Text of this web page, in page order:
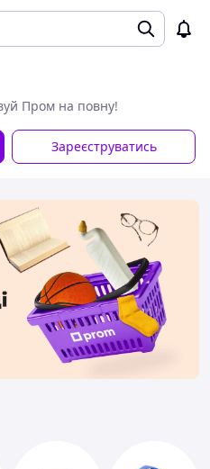
Пром на повну!
Зареєструватись